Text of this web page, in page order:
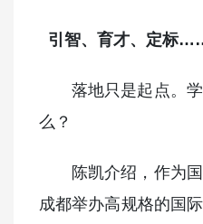
引智、育才、定标
落地只是起点。
么？
陈凯介绍，作为
成都举办高规格的国